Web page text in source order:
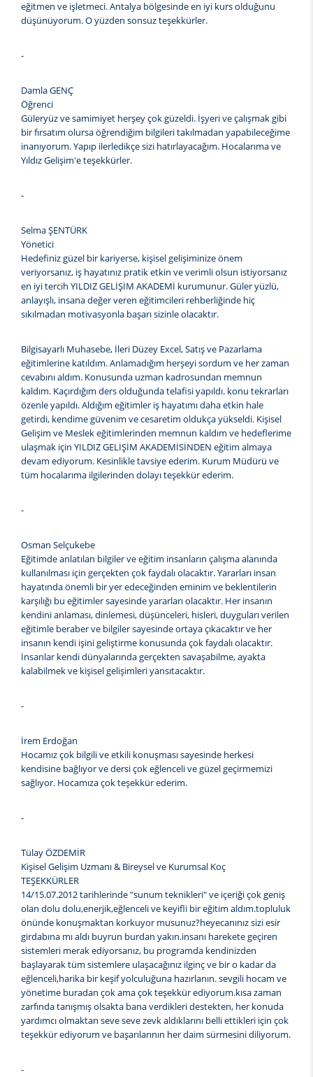
eğitmen ve işletmeci. Antalya bölgesinde en iyi kurs olduğunu
düşünüyorum. O yüzden sonsuz teşekkürler.
-
Damla GENÇ
Öğrenci
Güleryüz ve samimiyet herşey çok güzeldi. İşyeri ve çalışmak gibi
bir fırsatım olursa öğrendiğim bilgileri takılmadan yapabileceğime
inanıyorum. Yapıp ilerledikçe sizi hatırlayacağım. Hocalarıma ve
Yıldız Gelişim'e teşekkürler.
-
Selma ŞENTÜRK
Yönetici
Hedefiniz güzel bir kariyerse, kişisel gelişiminize önem
veriyorsanız, iş hayatınız pratik etkin ve verimli olsun istiyorsanız
en iyi tercih YILDIZ GELİŞİM AKADEMİ kurumunur. Güler yüzlü,
anlayışlı, insana değer veren eğitimcileri rehberliğinde hiç
sıkılmadan motivasyonla başarı sizinle olacaktır.
Bilgisayarlı Muhasebe, İleri Düzey Excel, Satış ve Pazarlama
eğitimlerine katıldım. Anlamadığım herşeyi sordum ve her zaman
cevabını aldım. Konusunda uzman kadrosundan memnun
kaldım. Kaçırdığım ders olduğunda telafisi yapıldı. konu tekrarları
özenle yapıldı. Aldığım eğitimler iş hayatımı daha etkin hale
getirdi, kendime güvenim ve cesaretim oldukça yükseldi. Kişisel
Gelişim ve Meslek eğitimlerinden memnun kaldım ve hedeflerime
ulaşmak için YILDIZ GELİŞİM AKADEMİSİNDEN eğitim almaya
devam ediyorum. Kesinlikle tavsiye ederim. Kurum Müdürü ve
tüm hocalarıma ilgilerinden dolayı teşekkür ederim.
-
Osman Selçukebe
Eğitimde anlatılan bilgiler ve eğitim insanların çalışma alanında
kullanılması için gerçekten çok faydalı olacaktır. Yararları insan
hayatında önemli bir yer edeceğinden eminim ve beklentilerin
karşılığı bu eğitimler sayesinde yararları olacaktır. Her insanın
kendini anlaması, dinlemesi, düşünceleri, hisleri, duyguları verilen
eğitimle beraber ve bilgiler sayesinde ortaya çıkacaktır ve her
insanın kendi işini geliştirme konusunda çok faydalı olacaktır.
İnsanlar kendi dünyalarında gerçekten savaşabilme, ayakta
kalabilmek ve kişisel gelişimleri yansıtacaktır.
-
İrem Erdoğan
Hocamız çok bilgili ve etkili konuşması sayesinde herkesi
kendisine bağlıyor ve dersi çok eğlenceli ve güzel geçirmemizi
sağlıyor. Hocamıza çok teşekkür ederim.
-
Tülay ÖZDEMİR
Kişisel Gelişim Uzmanı & Bireysel ve Kurumsal Koç
TEŞEKKÜRLER
14/15.07.2012 tarihlerinde "sunum teknikleri" ve içeriği çok geniş
olan dolu dolu,enerjik,eğlenceli ve keyifli bir eğitim aldım.topluluk
önünde konuşmaktan korkuyor musunuz?heyecanınız sizi esir
girdabına mı aldı buyrun burdan yakın.insanı harekete geçiren
sistemleri merak ediyorsanız, bu programda kendinizden
başlayarak tüm sistemlere ulaşacağınız ilginç ve bir o kadar da
eğlenceli,harika bir keşif yolculuğuna hazırlanın. sevgili hocam ve
yönetime buradan çok ama çok teşekkür ediyorum.kısa zaman
zarfında tanışmış olsakta bana verdikleri destekten, her konuda
yardımcı olmaktan seve seve zevk aldıklarını belli ettikleri için çok
teşekkür ediyorum ve başarılarının her daim sürmesini diliyorum.
-